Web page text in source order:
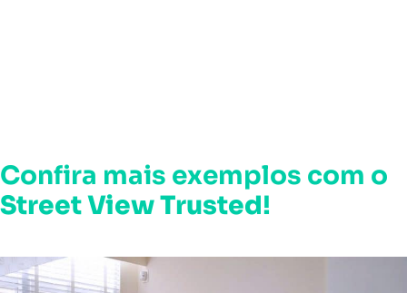
Confira mais exemplos com o
Street View Trusted!